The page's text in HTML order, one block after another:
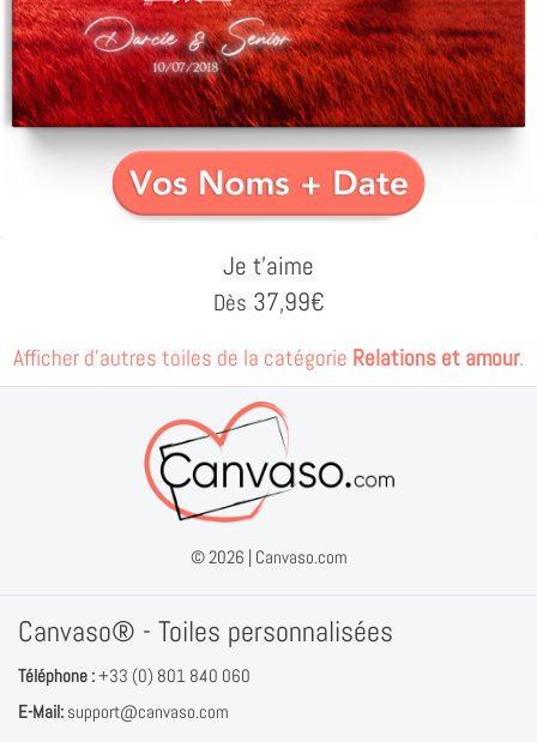
Je t'aime
Dès 37,99€
Afficher d'autres toiles de la catégorie Relations et amour.
© 2026 | Canvaso.com
Canvaso® - Toiles personnalisées
Téléphone :+33 (0) 801 840 060
E-Mail: support@canvaso.com